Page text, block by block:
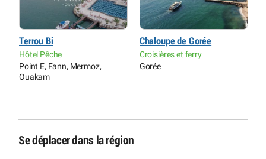
Terrou Bi
Hôtel Pêche
Point E, Fann, Mermoz,
Ouakam
Chaloupe de Gorée
Croisières et ferry
Gorée
Se déplacer dans la région